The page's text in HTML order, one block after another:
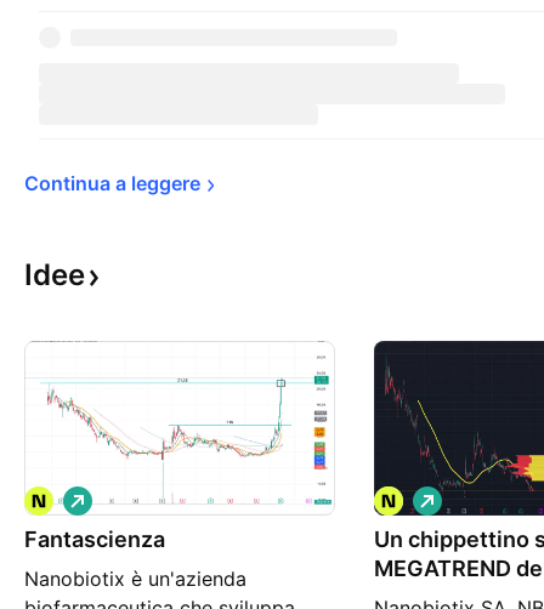
Continua a leggere
Idee
Fantascienza
Nanobiotix è un'azienda
L
o
n
Un chippettino
MEGATREND
L
o
n
g